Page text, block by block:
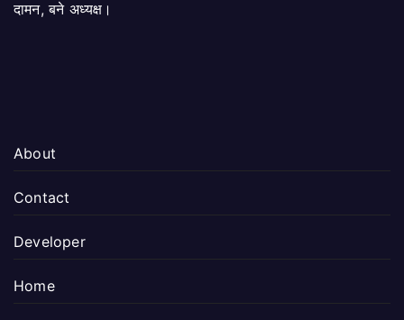
दामन, बने अध्यक्ष।
About
Contact
Developer
Home